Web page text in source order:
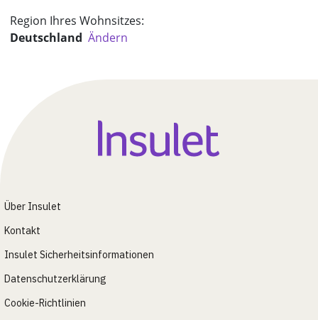
Region Ihres Wohnsitzes:
Deutschland Ändern
Über Insulet
Kontakt
Insulet Sicherheitsinformationen
Datenschutzerklärung
Cookie-Richtlinien